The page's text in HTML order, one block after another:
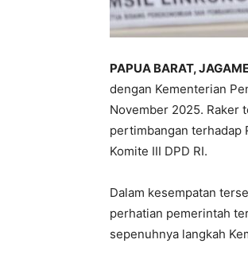
PAPUA BARAT,
dengan Kementerian
November 2025. Raker
pertimbangan terhadap
Komite III DPD RI.
Dalam kesempatan
perhatian pemerintah
sepenuhnya langkah